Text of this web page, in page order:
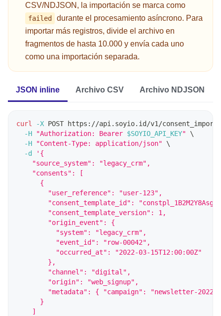
CSV/NDJSON, la importación se marca como
failed
durante el procesamiento asíncrono. Para
importar más registros, divide el archivo en
fragmentos de hasta 10.000 y envía cada uno
como una importación separada.
JSON inline Archivo CSV Archivo NDJSON
curl -X POST https://api.soyio.id/v1/
-H
"Authorization: Bearer $SOYIO_API_KEY"
\
-H
"Content-Type: application/json"
\
-d
'{
    "source_system": "legacy_crm",
    "consents": [
      {
        "user_reference": "user-123",
"consent_template_id":
        "consent_template_version": 1,
        "origin_event": {
          "system": "legacy_crm",
          "event_id": "row-00042",
          "occurred_at": "2022-03-15T12:00:00Z"
        },
        "channel": "digital",
        "origin": "web_signup",
"metadata": { "campaign": "newsletter-
      }
    ]